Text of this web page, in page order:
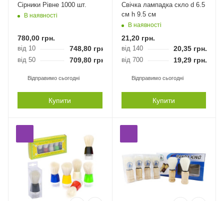
Сірники Рівне 1000 шт.
В наявності
780,00 грн.
від 10 748,80 грн.
від 50 709,80 грн.
Відправимо сьогодні
Купити
Свічка лампадка скло d 6.5
см h 9.5 см
В наявності
21,20грн.
від 140 20,35грн.
від 700 19,29грн.
Відправимо сьогодні
Купити